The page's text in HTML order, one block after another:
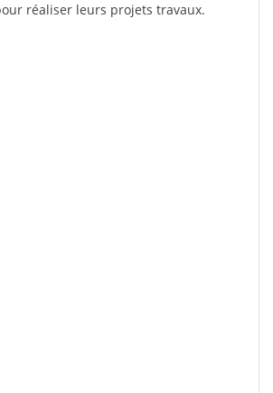
réaliser leurs projets travaux.